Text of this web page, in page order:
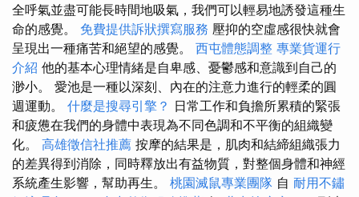
全呼氣並盡可能長時間地吸氣，我們可以輕易地誘發這種生
命的感覺。 免費提供訴狀撰寫服務 壓抑的空虛感很快就會
呈現出一種痛苦和絕望的感覺。 西屯體態調整 專業貨運行
介紹 他的基本心理情緒是自卑感、憂鬱感和意識到自己的
渺小。 愛池是一種以深刻、內在的注意力進行的輕柔的圓
週運動。 什麼是搜尋引擎？ 日常工作和負擔所累積的緊張
和疲憊在我們的身體中表現為不同色調和不平衡的組織變
化。 高雄徵信社推薦 按摩的結果是，肌肉和結締組織張力
的差異得到消除，同時釋放出有益物質，對整個身體和神經
系統產生影響，幫助再生。 桃園滅鼠專業團隊 自 耐用不鏽